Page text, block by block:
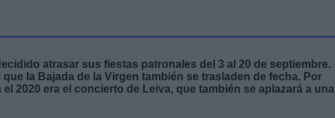
atrasar sus fiestas patronales del 3 al 20 de septiembre.
la Bajada de la Virgen también se trasladen de fecha. Por
2020 era el concierto de Leiva, que también se aplazará a una